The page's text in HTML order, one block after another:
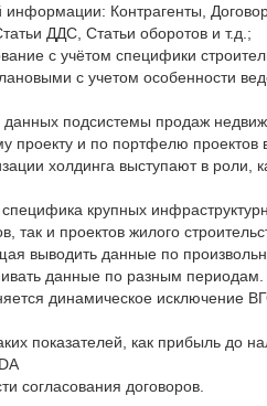
Контрагенты,
ДДС, Статьи оборотов и т.д.;
с учётом специфики
с учетом особенности
данных подсистемы продаж
проекту и по портфелю проектов
холдинга выступают в роли,
крупных
так и проектов жилого
выводить данные по
данные по разным
динамическое исключение
показателей, как прибыль до
согласования договоров.